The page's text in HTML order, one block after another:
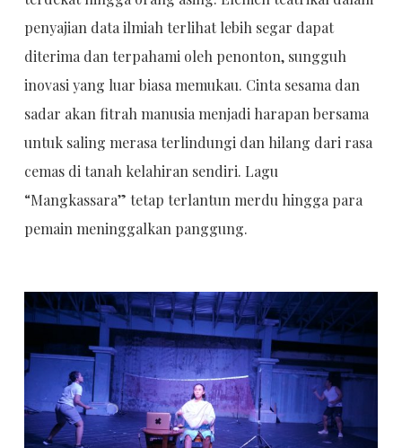
penyajian data ilmiah terlihat lebih segar dapat
diterima dan terpahami oleh penonton, sungguh
inovasi yang luar biasa memukau. Cinta sesama dan
sadar akan fitrah manusia menjadi harapan bersama
untuk saling merasa terlindungi dan hilang dari rasa
cemas di tanah kelahiran sendiri. Lagu
“Mangkassara” tetap terlantun merdu hingga para
pemain meninggalkan panggung.